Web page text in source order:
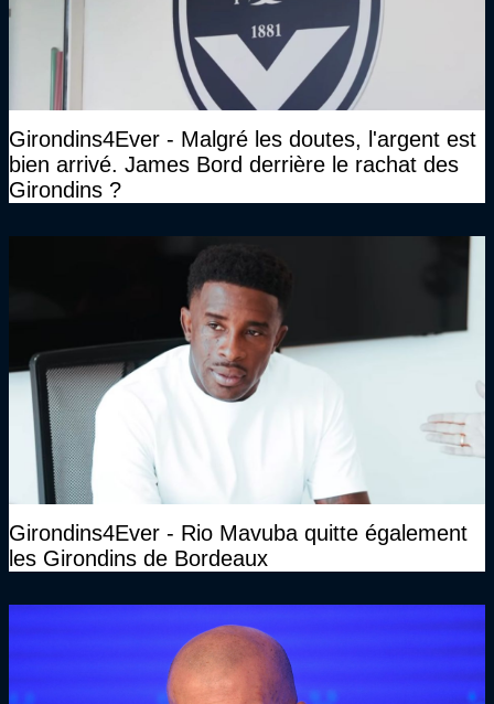
Girondins4Ever - Malgré les doutes, l'argent est
bien arrivé. James Bord derrière le rachat des
Girondins ?
Girondins4Ever - Rio Mavuba quitte également
les Girondins de Bordeaux